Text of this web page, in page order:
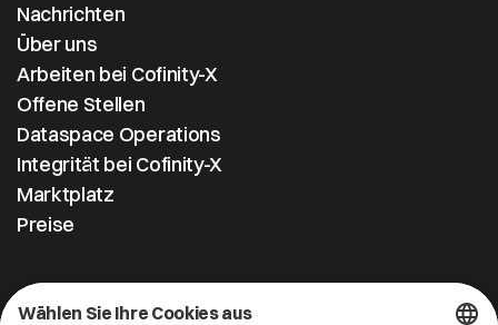
Nachrichten
Über uns
Arbeiten bei Cofinity-X
Offene Stellen
Dataspace Operations
Integrität bei Cofinity-X
Kontakt
Marktplatz
Preise